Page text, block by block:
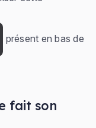
présent en bas de
fait son